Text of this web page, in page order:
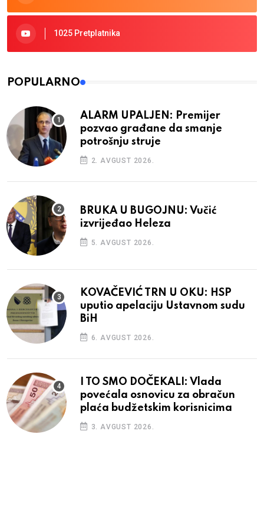
1025 Pretplatnika
POPULARNO
ALARM UPALJEN: Premijer
pozvao građane da smanje
potrošnju struje
2. AVGUST 2026.
BRUKA U BUGOJNU: Vučić
izvrijeđao Heleza
5. AVGUST 2026.
KOVAČEVIĆ TRN U OKU: HSP
uputio apelaciju Ustavnom sudu
BiH
6. AVGUST 2026.
I TO SMO DOČEKALI: Vlada
povećala osnovicu za obračun
plaća budžetskim korisnicima
3. AVGUST 2026.